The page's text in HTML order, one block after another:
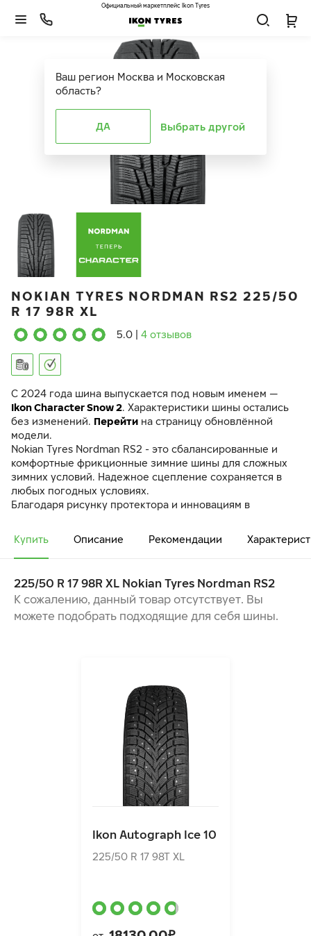
Ваш регион Москва и Московская
область?
ДА Выбрать другой
Официальный маркетплейс Ikon Tyres
NOKIAN TYRES NORDMAN RS2 225/50
R 17 98R XL
5.0 4 отзывов
C 2024 года шина выпускается под новым именем —
Ikon Character Snow 2. Характеристики шины остались
без изменений. Перейти на страницу обновлённой
модели.
Nokian Tyres Nordman RS2 - это сбалансированные и
комфортные фрикционные зимние шины для сложных
зимних условий. Надежное сцепление сохраняется в
любых погодных условиях.
Благодаря рисунку протектора и инновациям в
Ламели-насосы улучшают сцепление с дорогой.
Тормозные усилители в шашках протектора улучшают
ХОРОШО СБАЛАНСИРОВАННЫЕ ЗИМНИЕ
ХАРАКТЕРИСТИКИ
УСТОЙЧИВЫЕ ШИНЫ
Купить Описание Рекомендации
225/50 R 17 98R XL Nokian Tyres Nordman RS2
К сожалению, данный товар отсутствует. Вы
можете подобрать подходящие для себя шины.
Ikon Autograph Ice 10
225/50 R 17 98T XL
Ikon Autograph Ice 10
225/50 R 17 98T XL
от18130.00₽